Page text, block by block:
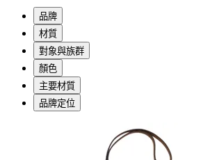
品牌
材質
對象與族群
顏色
主要材質
品牌定位